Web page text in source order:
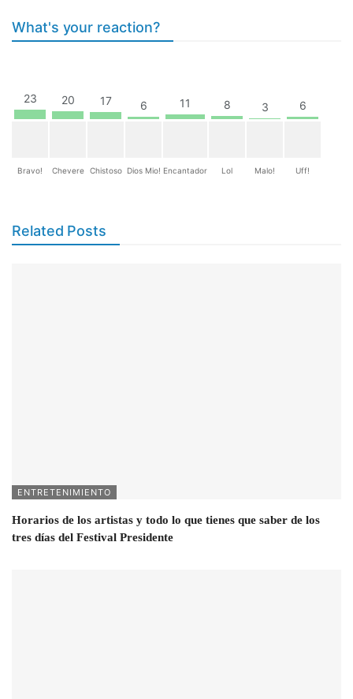
What's your reaction?
23
Bravo!
20
Chevere
17
Chistoso
6
Dios Mio!
11
Encantador
8
Lol
3
Malo!
6
Uff!
Related Posts
ENTRETENIMIENTO
Horarios de los artistas y todo lo que tienes que saber de los
tres días del Festival Presidente